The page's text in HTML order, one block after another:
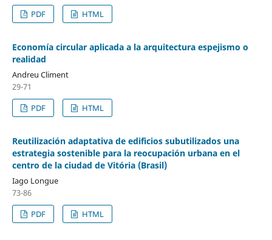
PDF
HTML
Economía circular aplicada a la arquitectura espejismo o
realidad
Andreu Climent
29-71
PDF
HTML
Reutilización adaptativa de edificios subutilizados una
estrategia sostenible para la reocupación urbana en el
centro de la ciudad de Vitória (Brasil)
Iago Longue
73-86
PDF
HTML